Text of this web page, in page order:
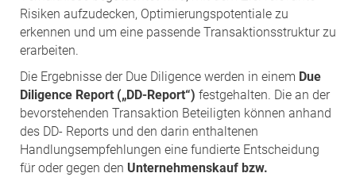
Risiken aufzudecken, Optimierungspotentiale zu
erkennen und um eine passende Transaktionsstruktur zu
erarbeiten.
Die Ergebnisse der Due Diligence werden in einem Due
Diligence Report („DD-Report“) festgehalten. Die an der
bevorstehenden Transaktion Beteiligten können anhand
des DD- Reports und den darin enthaltenen
Handlungsempfehlungen eine fundierte Entscheidung
für oder gegen den Unternehmenskauf bzw.